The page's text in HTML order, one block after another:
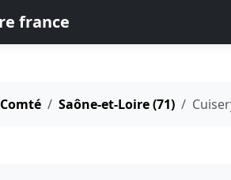
france
Saône-et-Loire (71)